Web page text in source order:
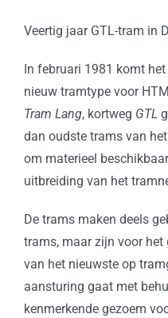
Veertig jaar GTL-tram in
In februari 1981 komt
nieuw tramtype voor
Tram Lang, kortweg GTL
dan oudste trams van
om materieel
uitbreiding van het
De trams maken deels
trams, maar zijn voor
van het nieuwste op
aansturing gaat met
kenmerkende gezoem